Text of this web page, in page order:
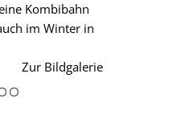
Kombibahn
im Winter in
Zur Bildgalerie